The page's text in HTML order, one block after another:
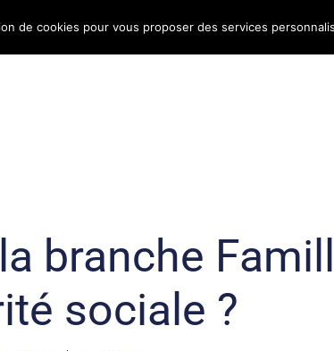
Infos conso Consomag
branche
sociale ?
de cookies pour vous proposer des services